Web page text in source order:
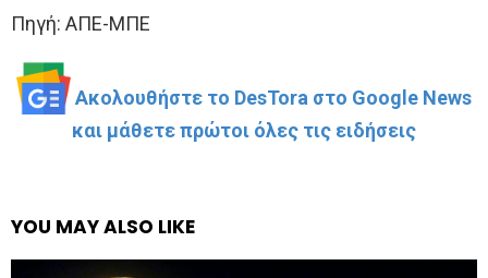
Πηγή: ΑΠΕ-ΜΠΕ
Ακολουθήστε το DesTora στο Google News
και μάθετε πρώτοι όλες τις ειδήσεις
YOU MAY ALSO LIKE